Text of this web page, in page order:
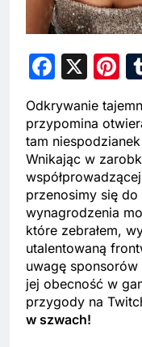
X
Odkrywanie
przypomina
tam
Wnikając w
przenosimy się
wynagrodzenia
które zebrałem,
utalentowaną
uwagę
jej obecność w
przygody na
w szwach!